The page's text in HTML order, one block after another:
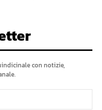
con notizie,